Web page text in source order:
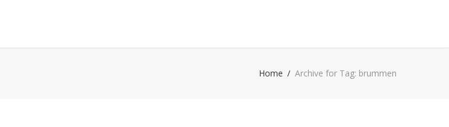
Home Archive for Tag: brummen